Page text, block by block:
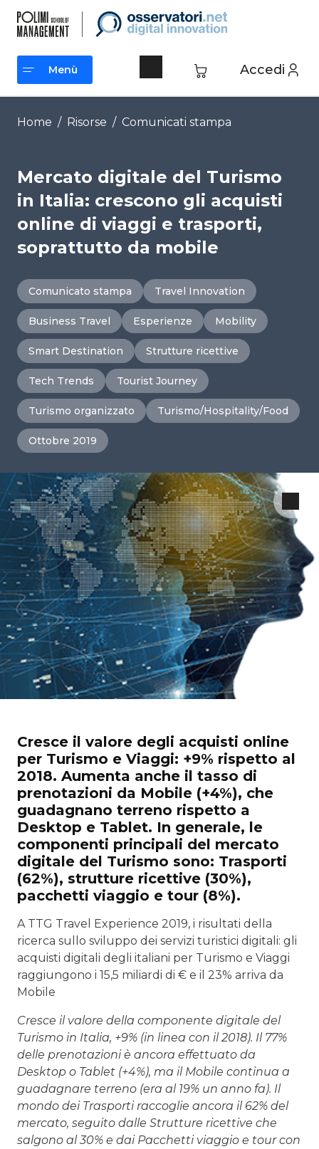
contenuto
Accedi
Menù
Menù
Home / Risorse / Comunicati stampa
Mercato digitale del Turismo
in Italia: crescono gli acquisti
online di viaggi e trasporti,
soprattutto da mobile
Comunicato stampa Travel Innovation
Business Travel Esperienze Mobility
Smart Destination Strutture ricettive
Tech Trends Tourist Journey
Turismo organizzato Turismo/Hospitality/Food
Ottobre 2019
Cresce il valore degli acquisti online
per Turismo e Viaggi: +9% rispetto al
2018. Aumenta anche il tasso di
prenotazioni da Mobile (+4%), che
guadagnano terreno rispetto a
Desktop e Tablet. In generale, le
componenti principali del mercato
digitale del Turismo sono: Trasporti
(62%), strutture ricettive (30%),
pacchetti viaggio e tour (8%).
A TTG Travel Experience 2019, i risultati della
ricerca sullo sviluppo dei servizi turistici digitali: gli
acquisti digitali degli italiani per Turismo e Viaggi
raggiungono i 15,5 miliardi di € e il 23% arriva da
Mobile
Cresce il valore della componente digitale del
Turismo in Italia, +9% (in linea con il 2018). Il 77%
delle prenotazioni è ancora effettuato da
Desktop o Tablet (+4%), ma il Mobile continua a
guadagnare terreno (era al 19% un anno fa). Il
mondo dei Trasporti raccoglie ancora il 62% del
mercato, seguito dalle Strutture ricettive che
salgono al 30% e dai Pacchetti viaggio e tour con